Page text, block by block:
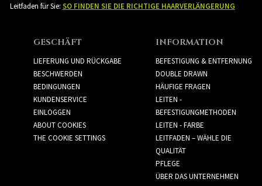
Leitfaden für Sie: SO FINDEN SIE DIE RICHTIGE HAARVERLÄNGERUNG
GESCHÄFT
LIEFERUNG UND RÜCKGABE
BESCHWERDEN
BEDINGUNGEN
KUNDENSERVICE
EINLOGGEN
ABOUT COOKIES
THE COOKIE SETTINGS
INFORMATION
BEFESTIGUNG & ENTFERNUNG
DOUBLE DRAWN
HÄUFIGE FRAGEN
LEITEN -
BEFESTIGUNGMETHODEN
LEITEN - FARBE
LEITFADEN – WÄHLE DIE
QUALITÄT
PFLEGE
ÜBER DAS UNTERNEHMEN